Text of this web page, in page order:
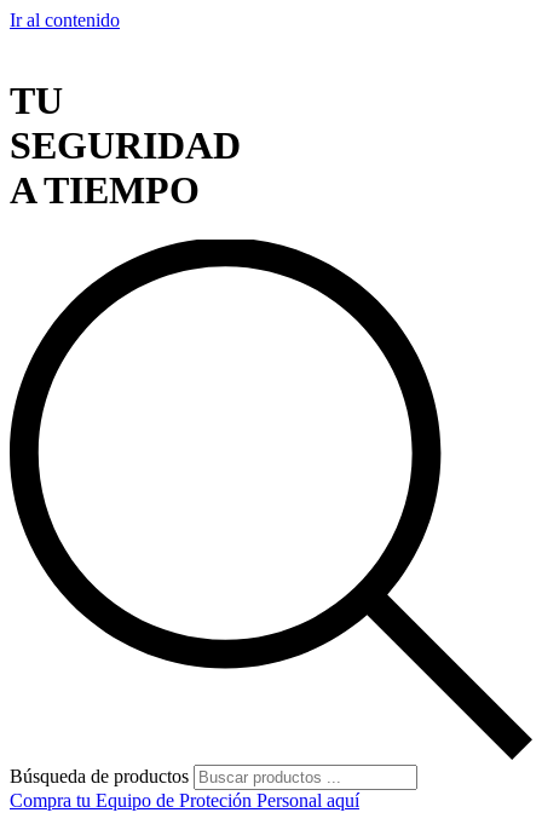
Ir al contenido
TU
SEGURIDAD
A TIEMPO
Búsqueda de productos
Compra tu Equipo de Proteción Personal aquí